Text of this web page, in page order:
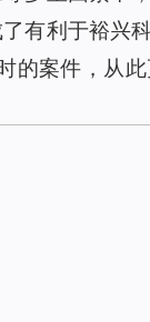
有利于裕兴
的案件，从